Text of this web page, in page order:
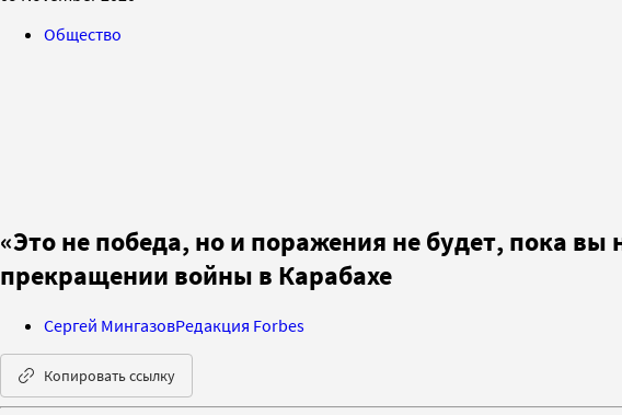
Общество
«Это не победа, но и поражения не будет, пока
прекращении войны в Карабахе
Сергей МингазовРедакция Forbes
Копировать ссылку